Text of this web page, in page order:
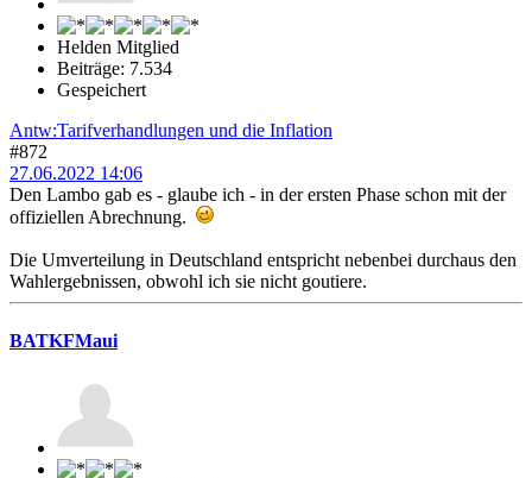
Helden Mitglied
Beiträge: 7.534
Gespeichert
Antw:Tarifverhandlungen und die Inflation
#872
27.06.2022 14:06
Den Lambo gab es - glaube ich - in der ersten Phase schon mit der
offiziellen Abrechnung.
Die Umverteilung in Deutschland entspricht nebenbei durchaus den
Wahlergebnissen, obwohl ich sie nicht goutiere.
BATKFMaui